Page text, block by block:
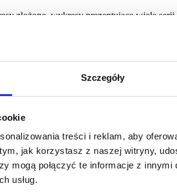
Szczegóły
treści i reklam, aby
jak korzystasz z naszej witryny,
mogą połączyć te informacje z
usług.
złożone, wykresy prezentujące wiele
scenariuszy.
dane, na które zostanie wystawiona
terminem płatności na fakturze. Faktura
zgłoszenia.
stabilne łącze internetowe. Link